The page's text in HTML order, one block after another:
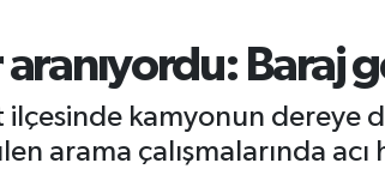
Baraj
ilçesinde kamyonun dereye
arama çalışmalarında